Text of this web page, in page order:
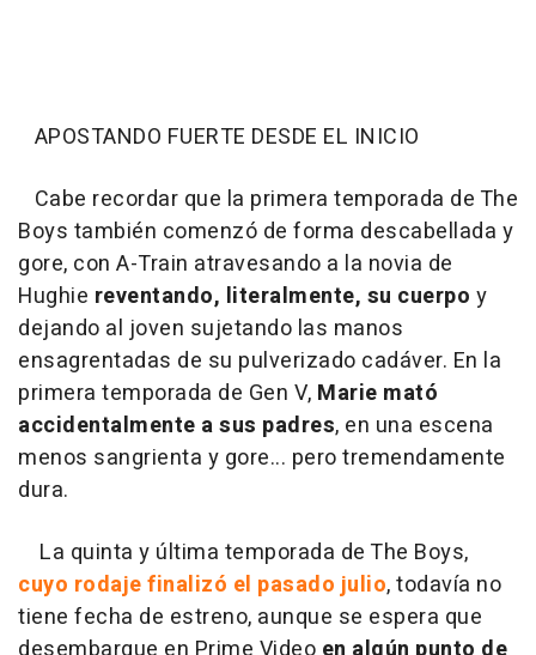
APOSTANDO FUERTE DESDE EL INICIO
Cabe recordar que la primera temporada de The
Boys también comenzó de forma descabellada y
gore, con A-Train atravesando a la novia de
Hughie reventando, literalmente, su cuerpo y
dejando al joven sujetando las manos
ensagrentadas de su pulverizado cadáver. En la
primera temporada de Gen V, Marie mató
accidentalmente a sus padres, en una escena
menos sangrienta y gore... pero tremendamente
dura.
La quinta y última temporada de The Boys,
cuyo rodaje finalizó el pasado julio, todavía no
tiene fecha de estreno, aunque se espera que